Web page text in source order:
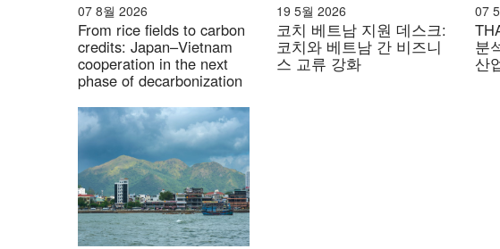
07 8월 2026
From rice fields to carbon
credits: Japan–Vietnam
cooperation in the next
phase of decarbonization
19 5월 2026
코치 베트남 지원 데스크:
코치와 베트남 간 비즈니
스 교류 강화
07
분
산